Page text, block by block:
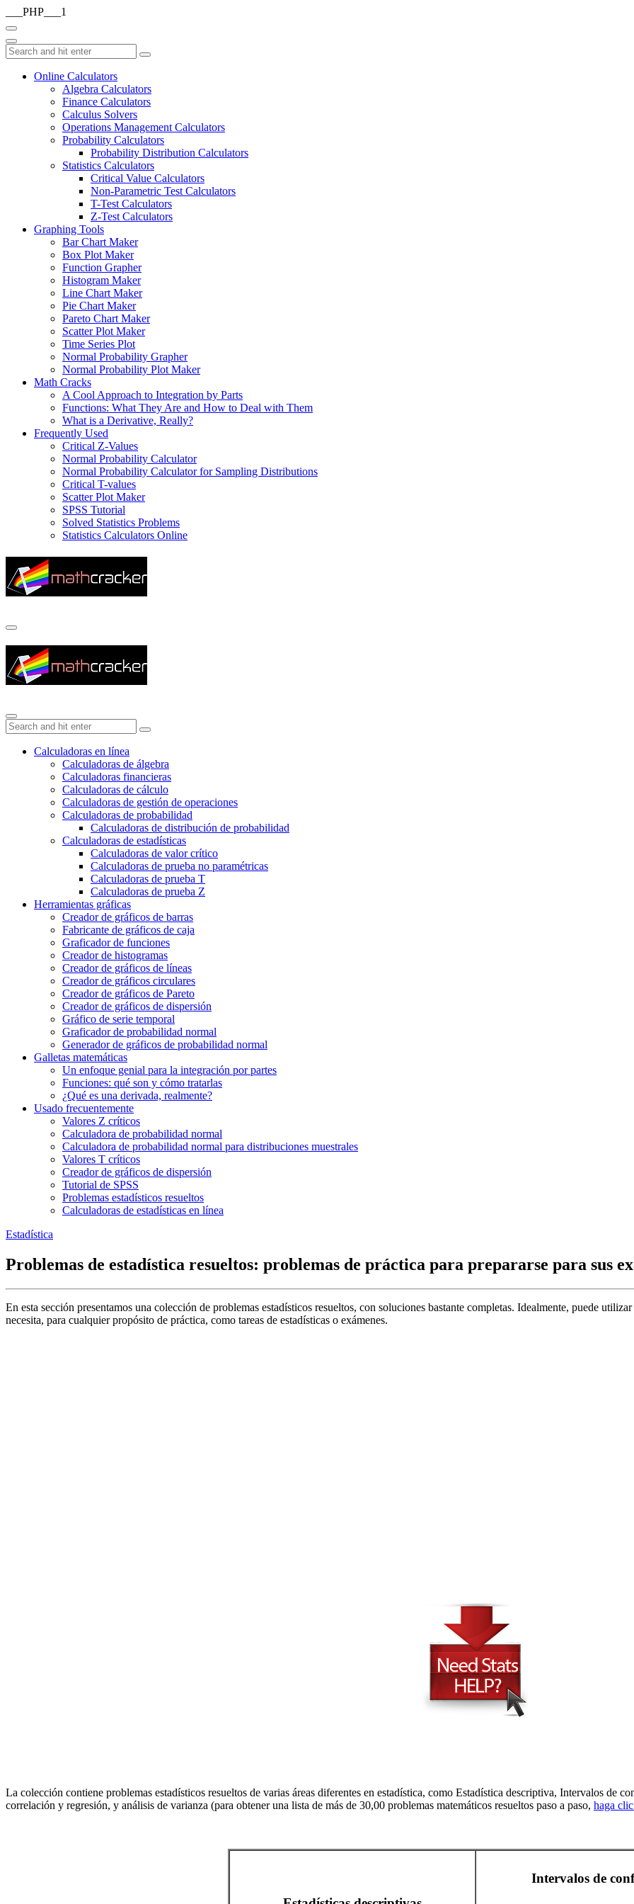
___PHP___1
Online Calculators
Algebra Calculators
Finance Calculators
Calculus Solvers
Operations Management Calculators
Probability Calculators
Probability Distribution Calculators
Statistics Calculators
Critical Value Calculators
Non-Parametric Test Calculators
T-Test Calculators
Z-Test Calculators
Graphing Tools
Bar Chart Maker
Box Plot Maker
Function Grapher
Histogram Maker
Line Chart Maker
Pie Chart Maker
Pareto Chart Maker
Scatter Plot Maker
Time Series Plot
Normal Probability Grapher
Normal Probability Plot Maker
Math Cracks
A Cool Approach to Integration by Parts
Functions: What They Are and How to Deal with Them
What is a Derivative, Really?
Frequently Used
Critical Z-Values
Normal Probability Calculator
Normal Probability Calculator for Sampling Distributions
Critical T-values
Scatter Plot Maker
SPSS Tutorial
Solved Statistics Problems
Statistics Calculators Online
Calculadoras en línea
Calculadoras de álgebra
Calculadoras financieras
Calculadoras de cálculo
Calculadoras de gestión de operaciones
Calculadoras de probabilidad
Calculadoras de distribución de probabilidad
Calculadoras de estadísticas
Calculadoras de valor crítico
Calculadoras de prueba no paramétricas
Calculadoras de prueba T
Calculadoras de prueba Z
Herramientas gráficas
Creador de gráficos de barras
Fabricante de gráficos de caja
Graficador de funciones
Creador de histogramas
Creador de gráficos de líneas
Creador de gráficos circulares
Creador de gráficos de Pareto
Creador de gráficos de dispersión
Gráfico de serie temporal
Graficador de probabilidad normal
Generador de gráficos de probabilidad normal
Galletas matemáticas
Un enfoque genial para la integración por partes
Funciones: qué son y cómo tratarlas
¿Qué es una derivada, realmente?
Usado frecuentemente
Valores Z críticos
Calculadora de probabilidad normal
Calculadora de probabilidad normal para distribuciones muestrales
Valores T críticos
Creador de gráficos de dispersión
Tutorial de SPSS
Problemas estadísticos resueltos
Calculadoras de estadísticas en línea
Estadística
Problemas de estadística resueltos: problemas de práctica para prepararse para sus
En esta sección presentamos una colección de problemas estadísticos resueltos, con soluciones bastante completas. Idealmente, puede
necesita, para cualquier propósito de práctica, como tareas de estadísticas o exámenes.
La colección contiene problemas estadísticos resueltos de varias áreas diferentes en estadística, como Estadística descriptiva, Intervalos de
correlación y regresión, y análisis de varianza (para obtener una lista de más de 30,00 problemas matemáticos resueltos paso a paso, haga
Intervalos de